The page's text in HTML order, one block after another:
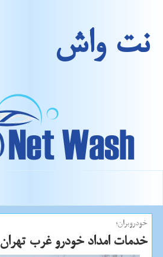
نت واش
خودروبران؛
خدمات امداد خودرو غرب تهران